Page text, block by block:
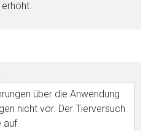
über die Anwendung
nicht vor. Der Tierversuch
auf